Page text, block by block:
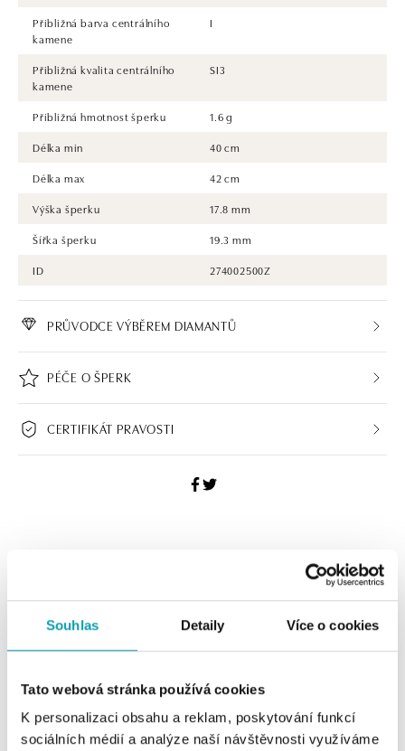
Souhlas Detaily Více o cookies
Tato webová stránka používá cookies
K personalizaci obsahu a reklam, poskytování funkcí
sociálních médií a analýze naší návštěvnosti využíváme
Přibližná barva centrálního
kamene
I
Přibližná kvalita centrálního
kamene
SI3
Přibližná hmotnost šperku
1.6 g
Délka min
40 cm
Délka max
42 cm
Výška šperku
17.8 mm
Šířka šperku
19.3 mm
ID
274002500Z
PRŮVODCE VÝBĚREM DIAMANTŮ
PÉČE O ŠPERK
CERTIFIKÁT PRAVOSTI
Navštivte naše butiky